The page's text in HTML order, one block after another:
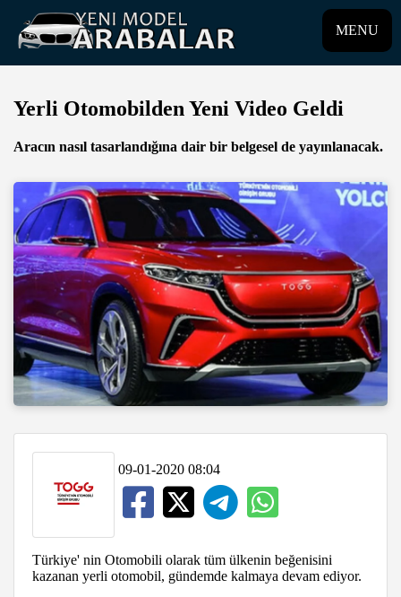
MENU
Yerli Otomobilden Yeni Video Geldi
Aracın nasıl tasarlandığına dair bir belgesel de yayınlanacak.
09-01-2020 08:04
Türkiye' nin Otomobili olarak tüm ülkenin beğenisini
kazanan yerli otomobil, gündemde kalmaya devam ediyor.